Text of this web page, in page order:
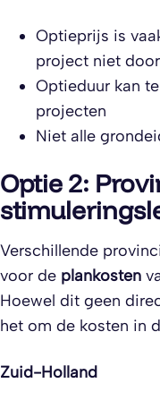
Optieprijs is
project niet
Optieduur kan
projecten
Niet alle
Optie 2:
Verschillende
voor de plankosten
Hoewel dit geen
het om de kosten in
Zuid-Holland